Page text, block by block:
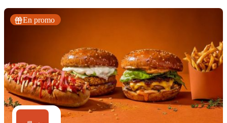
En promo